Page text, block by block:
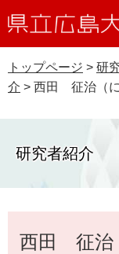
ー
ジ
先
ニ
ュ
を
本
立
大
学
受験生の皆さま
卒業生の皆さま
研究者の皆さま
English
中
大学概要
学生生活・就職支援
入試情報
トップページ > 研
介 > 西田 征治（
研究者紹介
西田 征治